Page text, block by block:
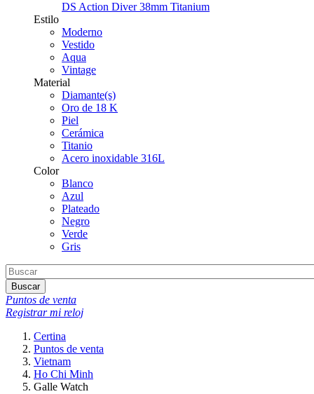
DS Action Diver 38mm Titanium
Estilo
Moderno
Vestido
Aqua
Vintage
Material
Diamante(s)
Oro de 18 K
Piel
Cerámica
Titanio
Acero inoxidable 316L
Color
Blanco
Azul
Plateado
Negro
Verde
Gris
Buscar
Puntos de venta
Registrar mi reloj
Certina
Puntos de venta
Vietnam
Ho Chi Minh
Galle Watch